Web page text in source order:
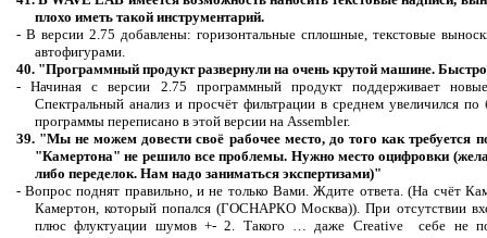
плохо иметь такой инструментарий.
- В версии 2.75 добавлены: горизонтальные сплошные, текстовые
автофигурами.
40. "Программный продукт развернули на очень крутой машине.
- Начиная с версии 2.75 программный продукт поддерживает
Спектральный анализ и просчёт фильтрации в среднем увеличился
программы переписано в этой версии на Assembler.
39. "Мы не можем довести своё рабочее место, до того как требуется
"Камертона" не решило все проблемы. Нужно место оцифровки
либо переделок. Нам надо заниматься экспертизами)"
- Вопрос поднят правильно, и не только Вами. Ждите ответа.(На счёт
Камертон, который попался (ГОСНАРКО Москва)). При отсутствии
плюс флуктуации шумов +- 2. Такого … даже Creative
себе не